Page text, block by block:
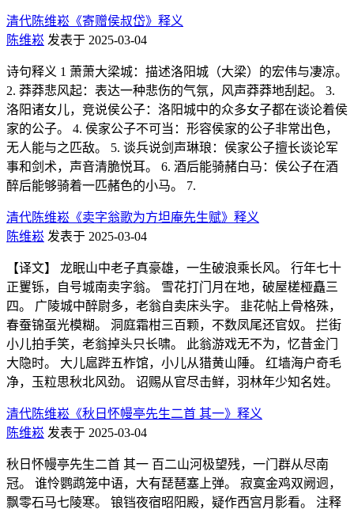
清代陈维崧《寄赠侯叔岱》释义
陈维崧 发表于 2025-03-04
诗句释义 1 萧萧大梁城：描述洛阳城（大梁）的宏伟与凄凉。
2. 莽莽悲风起：表达一种悲伤的气氛，风声莽莽地刮起。 3.
洛阳诸女儿，竞说侯公子：洛阳城中的众多女子都在谈论着侯
家的公子。 4. 侯家公子不可当：形容侯家的公子非常出色，
无人能与之匹敌。 5. 谈兵说剑声琳琅：侯家公子擅长谈论军
事和剑术，声音清脆悦耳。 6. 酒后能骑赭白马：侯公子在酒
醉后能够骑着一匹赭色的小马。 7.
清代陈维崧《卖字翁歌为方坦庵先生赋》释义
陈维崧 发表于 2025-03-04
【译文】 龙眠山中老子真豪雄，一生破浪乘长风。 行年七十
正矍铄，自号城南卖字翁。 雪花打门月在地，破屋槎桠矗三
四。 广陵城中醉尉多，老翁自卖床头字。 韭花帖上骨格殊，
春蚕锦虿光模糊。 洞庭霜柑三百颗，不数凤尾还官奴。 拦街
小儿拍手笑，老翁掉头只长啸。 此翁游戏无不为，忆昔金门
大隐时。 大儿扈跸五柞馆，小儿从猎黄山陲。 红墙海户奇毛
净，玉粒思秋北风劲。 诏赐从官尽击鲜，羽林年少知名姓。
清代陈维崧《秋日怀幔亭先生二首 其一》释义
陈维崧 发表于 2025-03-04
秋日怀幔亭先生二首 其一 百二山河极望残，一门群从尽南
冠。 谁怜鹦鹉笼中语，大有琵琶塞上弹。 寂寞金鸡双阙迥，
飘零石马七陵寒。 锒铛夜宿昭阳殿，疑作西宫月影看。 注释